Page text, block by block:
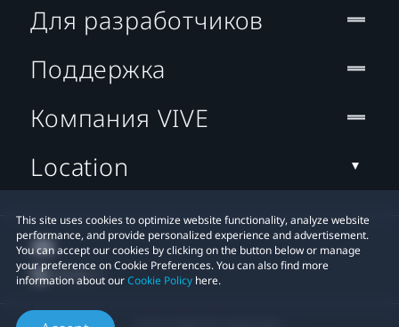
This site uses cookies to optimize website functionality, analyze website
performance, and provide personalized experience and advertisement.
You can accept our cookies by clicking on the button below or manage
your preference on Cookie Preferences. You can also find more
information about ourCookie Policy here.
Для разработчиков
Поддержка
Компания VIVE
Location